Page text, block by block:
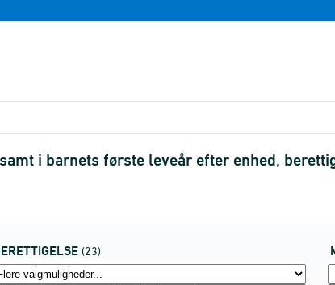
i barnets første leveår efter enhed,
(23)